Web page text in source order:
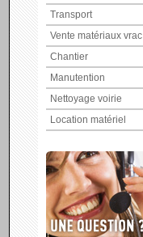
Transport
Vente matériaux vrac
Chantier
Manutention
Nettoyage voirie
Location matériel